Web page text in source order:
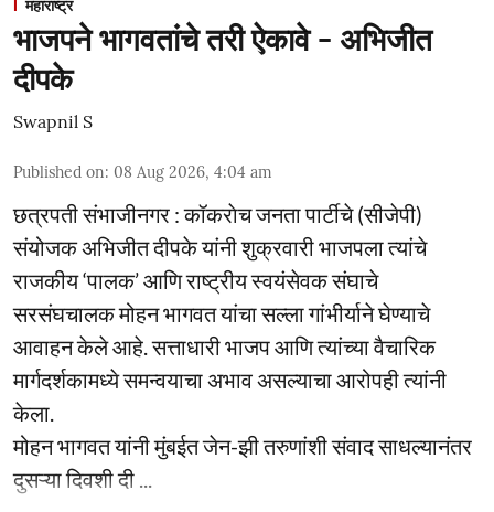
महाराष्ट्र
भाजपने भागवतांचे तरी ऐकावे - अभिजीत
दीपके
Swapnil S
Published on: 08 Aug 2026, 4:04 am
छत्रपती संभाजीनगर : कॉकराेच जनता पार्टीचे (सीजेपी)
संयोजक अभिजीत दीपके यांनी शुक्रवारी भाजपला त्यांचे
राजकीय ‘पालक’ आणि राष्ट्रीय स्वयंसेवक संघाचे
सरसंघचालक मोहन भागवत यांचा सल्ला गांभीर्याने घेण्याचे
आवाहन केले आहे. सत्ताधारी भाजप आणि त्यांच्या वैचारिक
मार्गदर्शकामध्ये समन्वयाचा अभाव असल्याचा आरोपही त्यांनी
केला.
मोहन भागवत यांनी मुंबईत जेन-झी तरुणांशी संवाद साधल्यानंतर
दुसऱ्या दिवशी दी ...